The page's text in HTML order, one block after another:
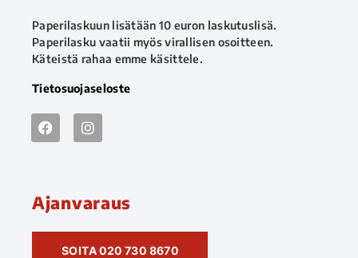
Paperilaskuun lisätään 10 euron laskutuslisä.
Paperilasku vaatii myös virallisen osoitteen.
Käteistä rahaa emme käsittele.
Tietosuojaseloste
Ajanvaraus
SOITA 020 730 8670